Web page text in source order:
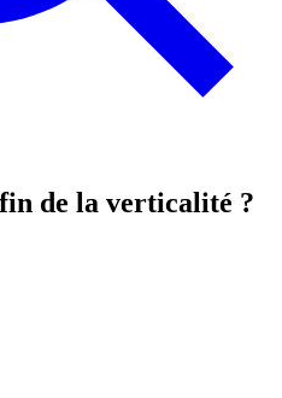
de la verticalité ?